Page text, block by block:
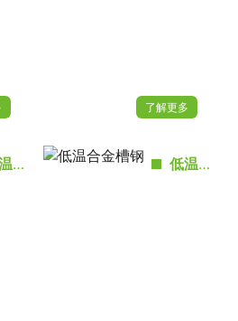
了解更多
低温合金工字钢 低温合金槽钢